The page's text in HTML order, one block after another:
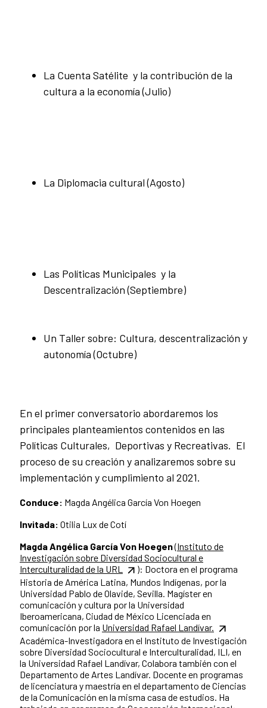
La Cuenta Satélite y la contribución de la
cultura a la economía (Julio)
La Diplomacia cultural (Agosto)
Las Políticas Municipales y la
Descentralización (Septiembre)
Un Taller sobre: Cultura, descentralización y
autonomía (Octubre)
En el primer conversatorio abordaremos los
principales planteamientos contenidos en las
Políticas Culturales, Deportivas y Recreativas. El
proceso de su creación y analizaremos sobre su
implementación y cumplimiento al 2021.
Conduce: Magda Angélica García Von Hoegen
Invitada: Otilia Lux de Cotí
Magda Angélica García Von Hoegen(Instituto de
Investigación sobre Diversidad Sociocultural e
Interculturalidad de la URL
): Doctora en el programa
Historia de América Latina, Mundos Indígenas, por la
Universidad Pablo de Olavide, Sevilla. Magíster en
comunicación y cultura por la Universidad
Iberoamericana, Ciudad de México Licenciada en
comunicación por la Universidad Rafael Landívar.
Académica-Investigadora en el Instituto de Investigación
sobre Diversidad Sociocultural e Interculturalidad, ILI, en
la Universidad Rafael Landívar, Colabora también con el
Departamento de Artes Landívar. Docente en programas
de licenciatura y maestría en el departamento de Ciencias
de la Comunicación en la misma casa de estudios. Ha